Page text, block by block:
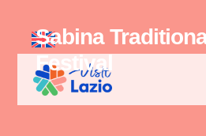
Sabina
Festival